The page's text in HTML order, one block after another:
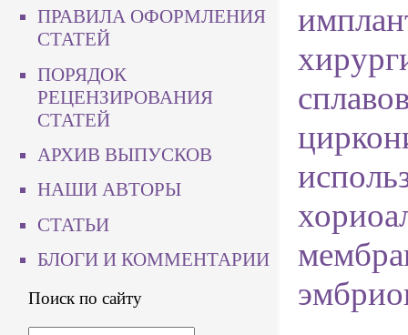
ПРАВИЛА ОФОРМЛЕНИЯ
СТАТЕЙ
ПОРЯДОК
РЕЦЕНЗИРОВАНИЯ
СТАТЕЙ
АРХИВ ВЫПУСКОВ
НАШИ АВТОРЫ
СТАТЬИ
БЛОГИ И КОММЕНТАРИИ
Поиск по сайту